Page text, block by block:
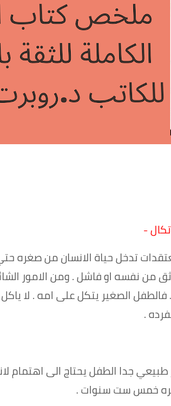
-
تدخل حياة الانسان من صغره
من نفسه او فاشل . ومن الامور
الصغير يتكل على امه . لا
.
جدا الطفل يحتاج الى اهتمام
خمس ست سنوات .